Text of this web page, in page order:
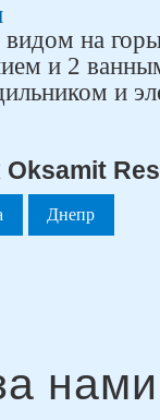
на
и 2
и
Oksamit
Днепр